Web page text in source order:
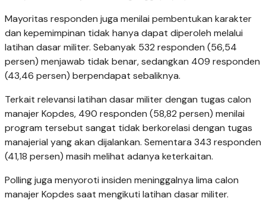
Mayoritas responden juga menilai pembentukan karakter
dan kepemimpinan tidak hanya dapat diperoleh melalui
latihan dasar militer. Sebanyak 532 responden (56,54
persen) menjawab tidak benar, sedangkan 409 responden
(43,46 persen) berpendapat sebaliknya.
Terkait relevansi latihan dasar militer dengan tugas calon
manajer Kopdes, 490 responden (58,82 persen) menilai
program tersebut sangat tidak berkorelasi dengan tugas
manajerial yang akan dijalankan. Sementara 343 responden
(41,18 persen) masih melihat adanya keterkaitan.
Polling juga menyoroti insiden meninggalnya lima calon
manajer Kopdes saat mengikuti latihan dasar militer.